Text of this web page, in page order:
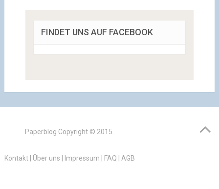
FINDET UNS AUF FACEBOOK
Paperblog Copyright © 2015.
Kontakt| Über uns Impressum FAQ AGB